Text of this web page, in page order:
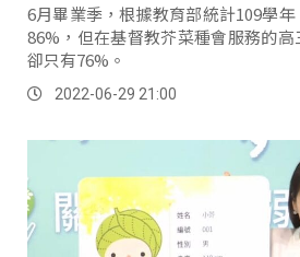
6月畢業季，根據教育部統計109學
86%，但在基督教芥菜種會服務的
卻只有76%。
2022-06-29 21:00